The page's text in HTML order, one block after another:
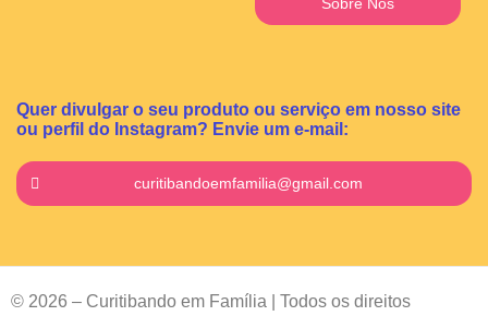
Sobre Nós
Quer divulgar o seu produto ou serviço em nosso site
ou perfil do Instagram? Envie um e-mail:
curitibandoemfamilia@gmail.com
© 2026 – Curitibando em Família | Todos os direitos